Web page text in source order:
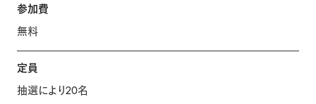
参加費
無料
定員
抽選により20名